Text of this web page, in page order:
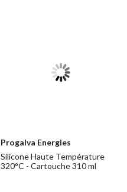
Progalva Energies
Silicone Haute Température
320°C - Cartouche 310 ml